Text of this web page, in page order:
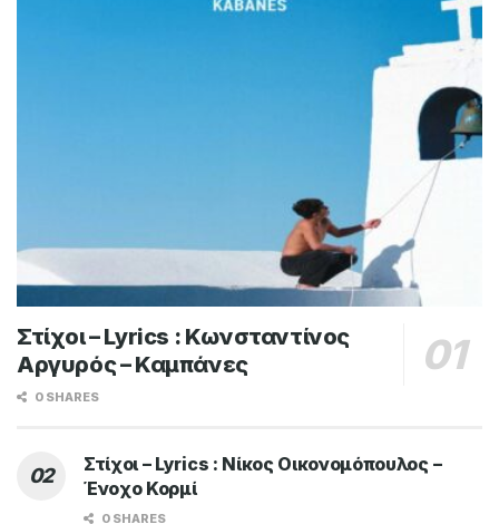
Στίχοι – Lyrics : Κωνσταντίνος
Αργυρός – Καμπάνες
0 SHARES
Στίχοι – Lyrics : Νίκος Οικονομόπουλος –
Ένοχο Κορμί
0 SHARES